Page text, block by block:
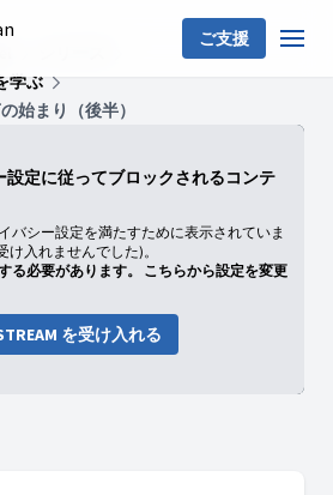
ご支援
学ぶ
始まり（後半）
設定に従ってブロックされるコンテ
バシー設定を満たすために表示されていま
け入れませんでした)。
る必要があります。 こちらから設定を変更
を受け入れる